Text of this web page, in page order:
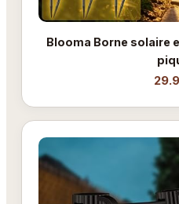
Blooma Borne solaire